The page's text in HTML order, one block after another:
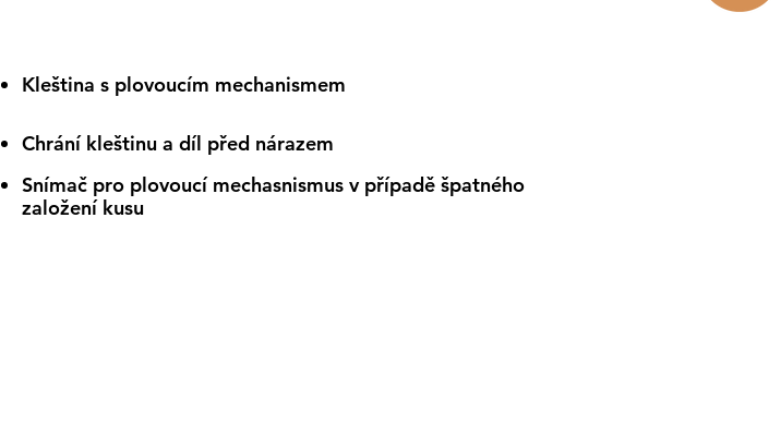
Kleština s plovoucím mechanismem
Chrání kleštinu a díl před nárazem
Snímač pro plovoucí mechasnismus v případě špatného
založení kusu